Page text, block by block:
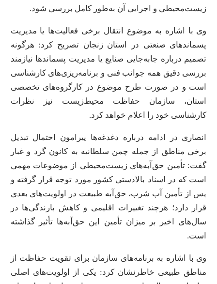
زیست‌محیطی و اجرایی آن به‌طور کامل بررسی شود.
وی با اشاره به موضوع انتقال برخی فعالیت‌ها یا مدیریت
پسماندهای صنعتی در استان زنجان تصریح کرد: هرگونه
تصمیم درباره جابه‌جایی صنایع یا مدیریت پسماندها نیازمند
بررسی دقیق همه جوانب فنی و برنامه‌ریزی‌های کارشناسی
است و در صورت طرح موضوع در کارگروه‌های تخصصی
استان، سازمان حفاظت محیط‌زیست نیز نظرات
کارشناسی خود را اعلام خواهد کرد.
انصاری در ادامه درباره دغدغه‌ها پیرامون احتمال تبدیل
برخی مناطق از جمله چمن سلطانیه به کانون گرد و غبار
گفت: تأمین حق‌آبه‌های زیست‌محیطی از موضوعات مهمی
است که در اسناد بالادستی کشور مورد توجه قرار گرفته و
پس از تأمین آب شرب، حق‌آبه طبیعت در اولویت‌های بعدی
قرار دارد؛ هرچند تغییرات اقلیمی و کاهش بارندگی‌ها در
سال‌های اخیر بر میزان تأمین این حق‌آبه‌ها تأثیر گذاشته
است.
وی با اشاره به برنامه‌های سازمان برای تقویت حفاظت از
مناطق طبیعی خاطرنشان کرد: یکی از اولویت‌های اصلی